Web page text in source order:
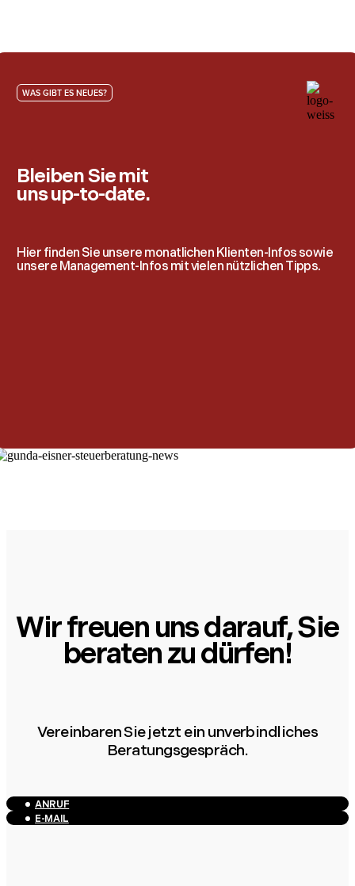
WAS GIBT ES NEUES?
Bleiben Sie mit
uns up-to-date.
Hier finden Sie unsere monatlichen Klienten-Infos sowie
unsere Management-Infos mit vielen nützlichen Tipps.
Wir freuen uns darauf, Sie
beraten zu dürfen!
Vereinbaren Sie jetzt ein unverbindliches
Beratungsgespräch.
ANRUF
E-MAIL